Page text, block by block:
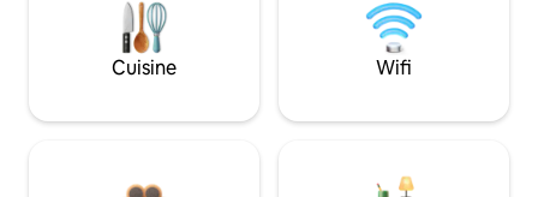
Cuisine Wifi